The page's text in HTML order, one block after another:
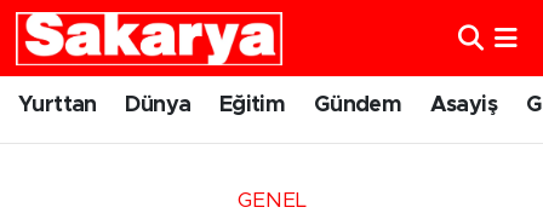
Yurttan Dünya Eğitim Gündem Asayiş
GENEL
Yurttan
Eskişehir Nöbetçi Eczaneler